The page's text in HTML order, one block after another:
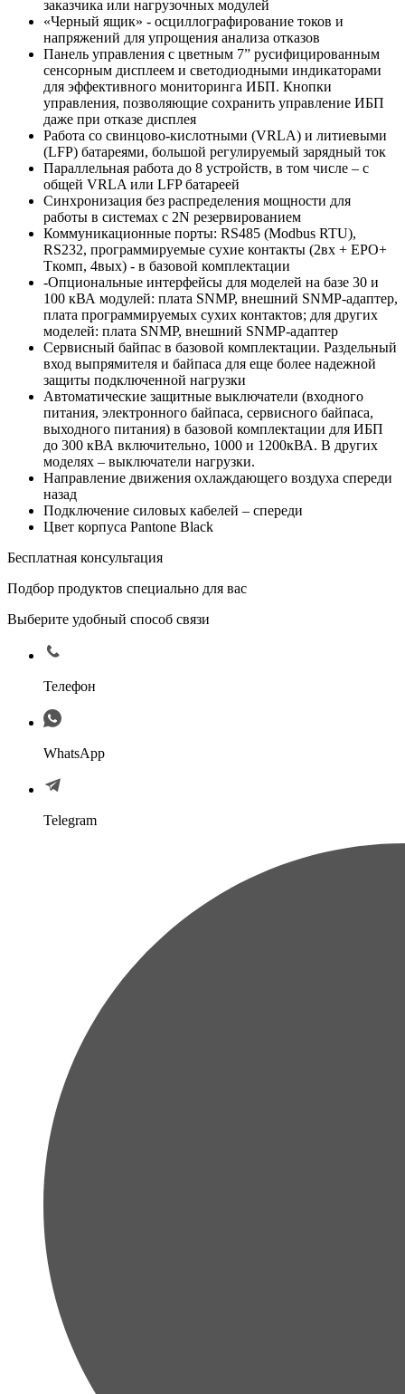
заказчика или нагрузочных модулей
«Черный ящик» - осциллографирование токов и
напряжений для упрощения анализа отказов
Панель управления с цветным 7” русифицированным
сенсорным дисплеем и светодиодными индикаторами
для эффективного мониторинга ИБП. Кнопки
управления, позволяющие сохранить управление ИБП
даже при отказе дисплея
Работа со свинцово-кислотными (VRLA) и литиевыми
(LFP) батареями, большой регулируемый зарядный ток
Параллельная работа до 8 устройств, в том числе – с
общей VRLA или LFP батареей
Синхронизация без распределения мощности для
работы в системах с 2N резервированием
Коммуникационные порты: RS485 (Modbus RTU),
RS232, программируемые сухие контакты (2вх + EPO+
Ткомп, 4вых) - в базовой комплектации
-Опциональные интерфейсы для моделей на базе 30 и
100 кВА модулей: плата SNMP, внешний SNMP-адаптер,
плата программируемых сухих контактов; для других
моделей: плата SNMP, внешний SNMP-адаптер
Сервисный байпас в базовой комплектации. Раздельный
вход выпрямителя и байпаса для еще более надежной
защиты подключенной нагрузки
Автоматические защитные выключатели (входного
питания, электронного байпаса, сервисного байпаса,
выходного питания) в базовой комплектации для ИБП
до 300 кВА включительно, 1000 и 1200кВА. В других
моделях – выключатели нагрузки.
Направление движения охлаждающего воздуха спереди
назад
Подключение силовых кабелей – спереди
Цвет корпуса Pantone Black
Бесплатная консультация
Подбор продуктов специально для вас
Выберите удобный способ связи
Телефон
WhatsApp
Telegram